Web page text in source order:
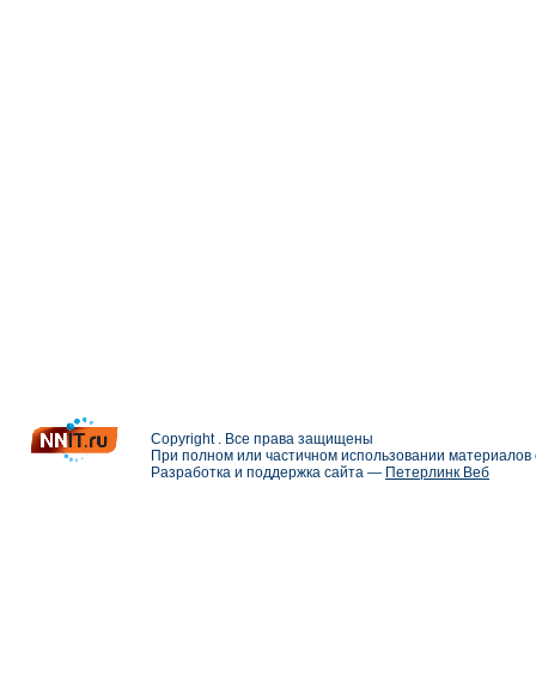
Copyright . Все права защищены
При полном или частичном использовании
Разработка и поддержка сайта — Петерлинк Веб